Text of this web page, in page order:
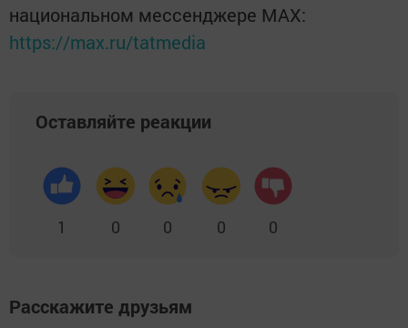
национальном мессенджере MАХ:
https://max.ru/tatmedia
Оставляйте реакции
1 0 0 0 0
Расскажите друзьям